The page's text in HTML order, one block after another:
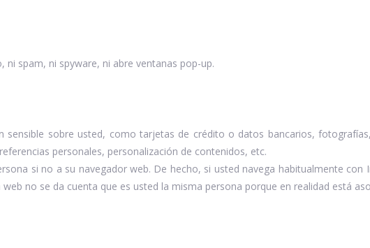
ni spam, ni spyware, ni abre ventanas pop-up.
sensible sobre usted, como tarjetas de crédito o datos bancarios,
personales, personalización de contenidos, etc.
si no a su navegador web. De hecho, si usted navega habitualmente con
no se da cuenta que es usted la misma persona porque en realidad está